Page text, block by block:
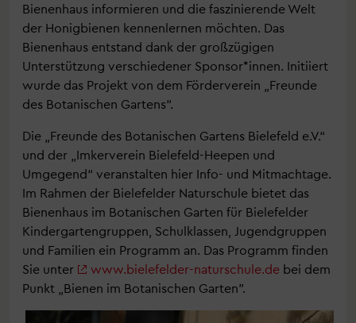
Bienenhaus informieren und die faszinierende Welt
der Honigbienen kennenlernen möchten. Das
Bienenhaus entstand dank der großzügigen
Unterstützung verschiedener Sponsor*innen. Initiiert
wurde das Projekt von dem Förderverein „Freunde
des Botanischen Gartens“.
Die „Freunde des Botanischen Gartens Bielefeld e.V.“
und der „Imkerverein Bielefeld-Heepen und
Umgegend“ veranstalten hier Info- und Mitmachtage.
Im Rahmen der Bielefelder Naturschule bietet das
Bienenhaus im Botanischen Garten für Bielefelder
Kindergartengruppen, Schulklassen, Jugendgruppen
und Familien ein Programm an. Das Programm finden
Sie unter
www.bielefelder-naturschule.de bei dem
Punkt „Bienen im Botanischen Garten".